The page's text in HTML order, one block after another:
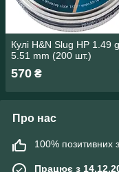
Кулі H&N Slug HP 1.49 g
5.51 mm (200 шт.)
570 ₴
Про нас
100% позитивних з
Працює з